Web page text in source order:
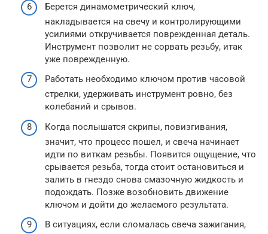
Берется динамометрический ключ,
накладывается на свечу и контролирующими
усилиями откручивается поврежденная деталь.
Инструмент позволит не сорвать резьбу, итак
уже поврежденную.
Работать необходимо ключом против часовой
стрелки, удерживать инструмент ровно, без
колебаний и срывов.
Когда послышатся скрипы, повизгивания,
значит, что процесс пошел, и свеча начинает
идти по виткам резьбы. Появится ощущение, что
срывается резьба, тогда стоит остановиться и
залить в гнездо снова смазочную жидкость и
подождать. Позже возобновить движение
ключом и дойти до желаемого результата.
В ситуациях, если сломалась свеча зажигания,